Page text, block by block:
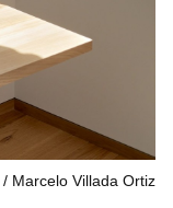
Marcelo Villada Ortiz